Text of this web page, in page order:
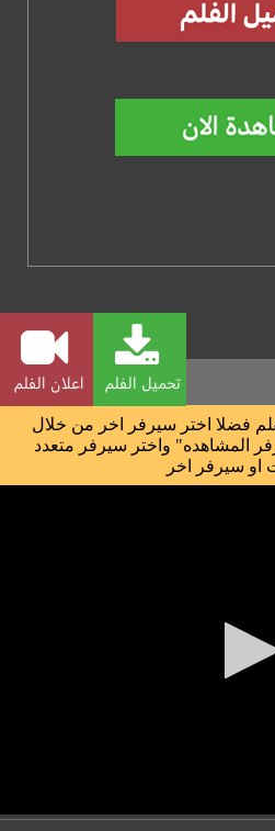
تحميل الفلم اعلان الفلم
فضلا اختر سيرفر اخر من خلال
المشاهده" واختر سيرفر متعدد
او سيرفر اخر